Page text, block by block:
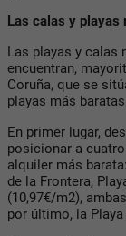
Las calas y playas
Las playas y calas
encuentran,
Coruña, que se
playas más
En primer lugar,
posicionar a
alquiler más
de la Frontera,
(10,97€/m2),
por último, la